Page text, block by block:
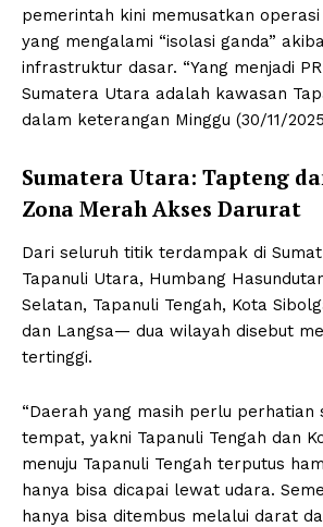
pemerintah kini memusatkan
yang mengalami “isolasi ganda”
infrastruktur dasar. “Yang menjadi
Sumatera Utara adalah kawasan
dalam keterangan Minggu (30/11/
Sumatera Utara: Tapteng
Zona Merah Akses Darurat
Dari seluruh titik terdampak di
Tapanuli Utara, Humbang
Selatan, Tapanuli Tengah, Kota
dan Langsa— dua wilayah disebut
tertinggi.
“Daerah yang masih perlu perhatian
tempat, yakni Tapanuli Tengah dan
menuju Tapanuli Tengah terputus
hanya bisa dicapai lewat udara.
hanya bisa ditembus melalui darat